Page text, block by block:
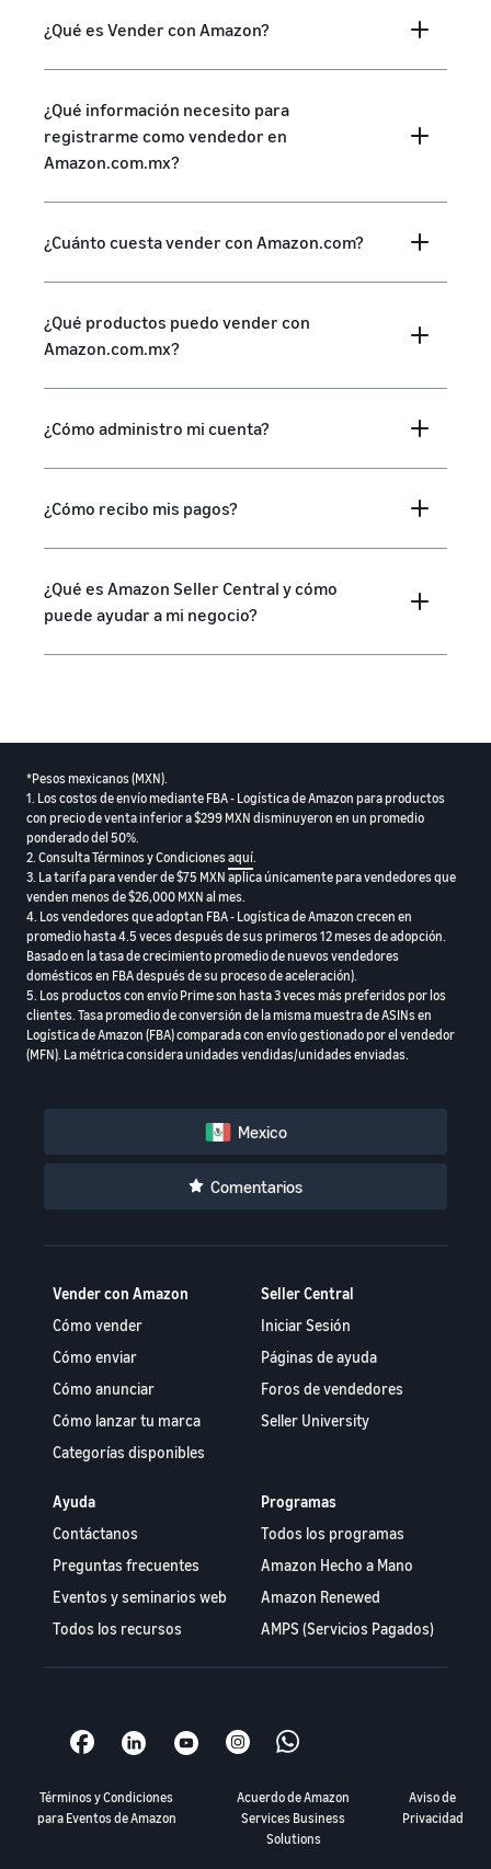
¿Qué es Vender con Amazon?
¿Qué información necesito para
registrarme como vendedor en
Amazon.com.mx?
¿Cuánto cuesta vender con Amazon.com?
¿Qué productos puedo vender con
Amazon.com.mx?
¿Cómo administro mi cuenta?
¿Cómo recibo mis pagos?
¿Qué es Amazon Seller Central y cómo
puede ayudar a mi negocio?
*Pesos mexicanos (MXN).
1. Los costos de envío mediante FBA - Logística de Amazon para productos
con precio de venta inferior a $299 MXN disminuyeron en un promedio
ponderado del 50%.
2. Consulta Términos y Condicionesaquí.
3. La tarifa para vender de $75 MXN aplica únicamente para vendedores que
venden menos de $26,000 MXN al mes.
4. Los vendedores que adoptan FBA - Logística de Amazon crecen en
promedio hasta 4.5 veces después de sus primeros 12 meses de adopción.
Basado en la tasa de crecimiento promedio de nuevos vendedores
domésticos en FBA después de su proceso de aceleración).
5. Los productos con envío Prime son hasta 3 veces más preferidos por los
clientes. Tasa promedio de conversión de la misma muestra de ASINs en
Logística de Amazon (FBA) comparada con envío gestionado por el vendedor
(MFN). La métrica considera unidades vendidas/unidades enviadas.
Mexico
Comentarios
Vender con Amazon
Cómo vender
Cómo enviar
Cómo anunciar
Cómo lanzar tu marca
Categorías disponibles
Seller Central
Iniciar Sesión
Páginas de ayuda
Foros de vendedores
Seller University
Ayuda
Contáctanos
Preguntas frecuentes
Eventos y seminarios web
Todos los recursos
Programas
Todos los programas
Amazon Hecho a Mano
Amazon Renewed
AMPS (Servicios Pagados)
Términos y Condiciones
para Eventos de Amazon
Acuerdo de Amazon
Services Business
Solutions
Aviso de
Privacidad